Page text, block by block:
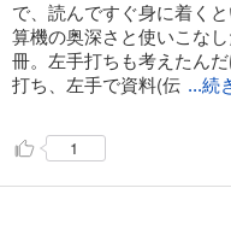
で、読んですぐ身に着く
算機の奥深さと使いこな
冊。左手打ちも考えたん
打ち、左手で資料(伝 ...続
1